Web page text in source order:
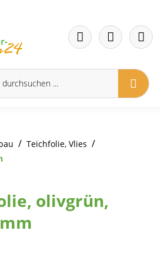
/ Teichfolie, Vlies /
olivgrün,